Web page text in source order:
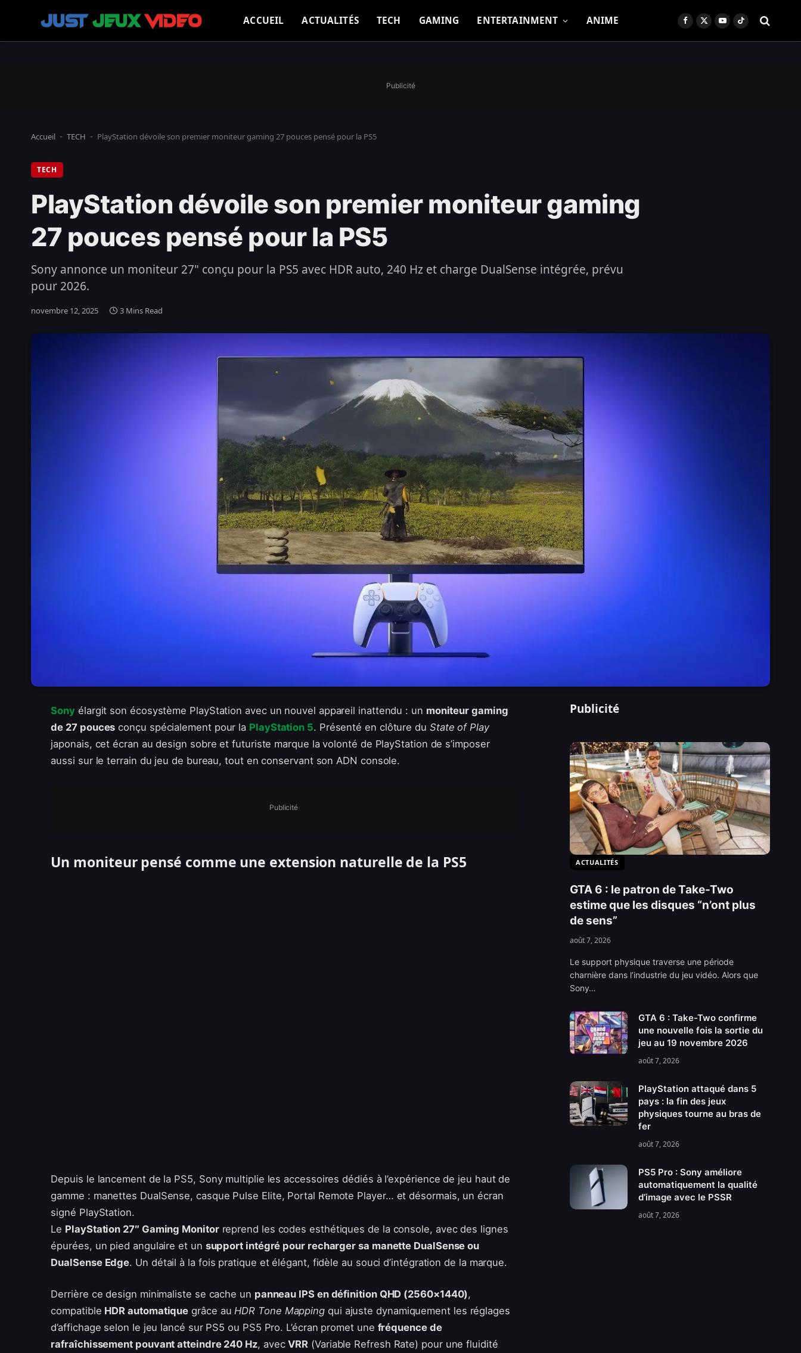
ACCUEIL ACTUALITÉS TECH GAMING ENTERTAINMENT ANIME Facebook
X
YouTubeTikTok
Publicité
Accueil - TECH - PlayStation dévoile son premier moniteur gaming 27 pouces pensé pour la PS5
TECH
PlayStation dévoile son premier moniteur gaming
27 pouces pensé pour la PS5
Sony annonce un moniteur 27" conçu pour la PS5 avec HDR auto, 240 Hz et charge DualSense intégrée, prévu
pour 2026.
novembre 12, 2025 3 Mins Read
Sony élargit son écosystème PlayStation avec un nouvel appareil inattendu : un moniteur gaming
de 27 pouces conçu spécialement pour la PlayStation 5. Présenté en clôture du State of Play
japonais, cet écran au design sobre et futuriste marque la volonté de PlayStation de s’imposer
aussi sur le terrain du jeu de bureau, tout en conservant son ADN console.
Publicité
Un moniteur pensé comme une extension naturelle de la PS5
Depuis le lancement de la PS5, Sony multiplie les accessoires dédiés à l’expérience de jeu haut de
gamme : manettes DualSense, casque Pulse Elite, Portal Remote Player… et désormais, un écran
signé PlayStation.
Le PlayStation 27″ Gaming Monitorreprend les codes esthétiques de la console, avec des lignes
épurées, un pied angulaire et un support intégré pour recharger sa manette DualSense ou
DualSense Edge. Un détail à la fois pratique et élégant, fidèle au souci d’intégration de la marque.
Derrière ce design minimaliste se cache un panneau IPS en définition QHD (2560×1440),
compatible HDR automatique grâce auHDR Tone Mapping qui ajuste dynamiquement les réglages
d’affichage selon le jeu lancé sur PS5 ou PS5 Pro. L’écran promet une fréquence de
rafraîchissement pouvant atteindre 240 Hz, avecVRR (Variable Refresh Rate) pour une fluidité
Publicité
ACTUALITÉS
GTA 6 : le patron de Take-Two
estime que les disques “n’ont plus
de sens”
août 7, 2026
Le support physique traverse une période
charnière dans l’industrie du jeu vidéo. Alors que
Sony…
GTA 6 : Take-Two confirme
une nouvelle fois la sortie du
jeu au 19 novembre 2026
août 7, 2026
PlayStation attaqué dans 5
pays : la fin des jeux
physiques tourne au bras de
fer
août 7, 2026
PS5 Pro : Sony améliore
automatiquement la qualité
d’image avec le PSSR
août 7, 2026